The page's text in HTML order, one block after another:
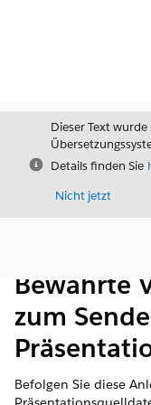
Schließen
Dieser Text
Details finden Sie
Nicht jetzt
Bewährte
zum
Befolgen Sie diese